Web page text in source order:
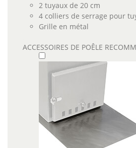
2 tuyaux de 20 cm
4 colliers de serrage pour
Grille en métal
ACCESSOIRES DE POÊLE